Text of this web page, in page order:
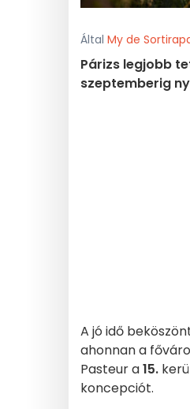
Által My de
Párizs legjobb
szeptemberig
A jó idő
ahonnan a
Pasteur a15.
koncepciót.